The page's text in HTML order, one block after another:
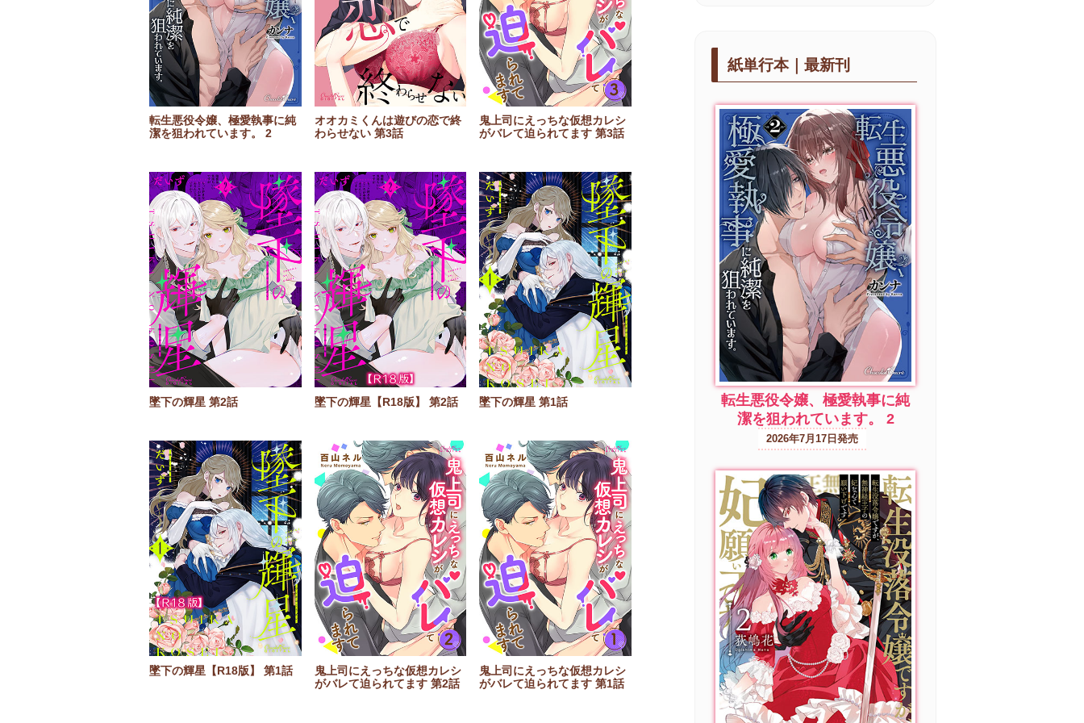
転生悪役令嬢、極愛執事に純
潔を狙われています。 2
オオカミくんは遊びの恋で終
わらせない 第3話
鬼上司にえっちな仮想カレシ
がバレて迫られてます 第3話
墜下の輝星 第2話 墜下の輝星【R18版】 第2話 墜下の輝星 第1話
墜下の輝星【R18版】 第1話
鬼上司にえっちな仮想カレシ
がバレて迫られてます 第2話
鬼上司にえっちな仮想カレシ
がバレて迫られてます 第1話
紙単行本｜最新刊
転生悪役令嬢、極愛執事に純
潔を狙われています。 2
2026年7月17日